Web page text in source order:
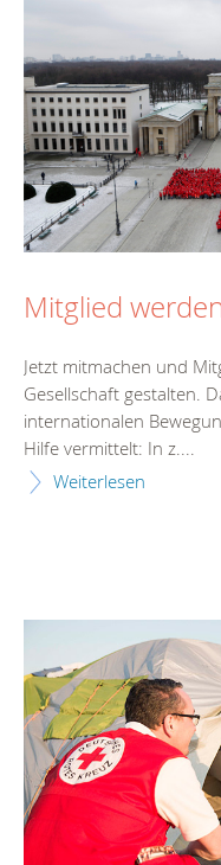
Mitglied
Jetzt mitmachen und
Gesellschaft gestalten.
internationalen
Hilfe vermittelt: In z....
Weiterlesen